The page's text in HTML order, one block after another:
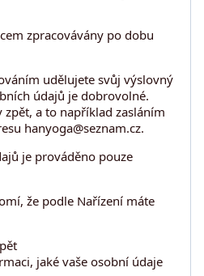
zpracovávány po dobu
udělujete svůj výslovný
údajů je dobrovolné.
a to například zasláním
hanyoga@seznam.cz.
je prováděno pouze
že podle Nařízení máte
jaké vaše osobní údaje